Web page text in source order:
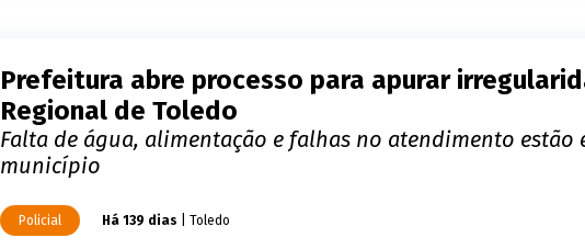
Prefeitura abre processo para apurar
Regional de Toledo
Falta de água, alimentação e falhas no atendimento
município
Policial Há 139 dias | Toledo